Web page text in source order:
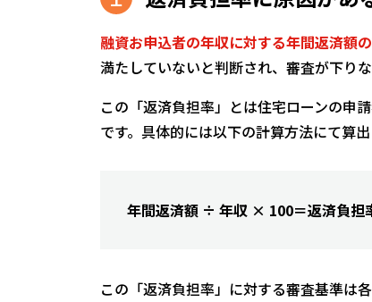
融資お申込者の年収に対する年間返済額
満たしていないと判断され、審査が下りな
この「返済負担率」とは住宅ローンの申
です。具体的には以下の計算方法にて算出
年間返済額 ÷ 年収 × 100＝返済負担
この「返済負担率」に対する審査基準は